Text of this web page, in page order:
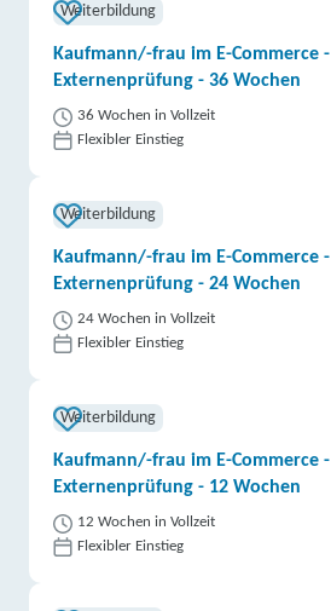
Weiterbildung
Kaufmann/-frau im E-Commerce -
Externenprüfung - 36 Wochen
36 Wochen in Vollzeit
Flexibler Einstieg
Weiterbildung
Kaufmann/-frau im E-Commerce -
Externenprüfung - 24 Wochen
24 Wochen in Vollzeit
Flexibler Einstieg
Weiterbildung
Kaufmann/-frau im E-Commerce -
Externenprüfung - 12 Wochen
12 Wochen in Vollzeit
Flexibler Einstieg